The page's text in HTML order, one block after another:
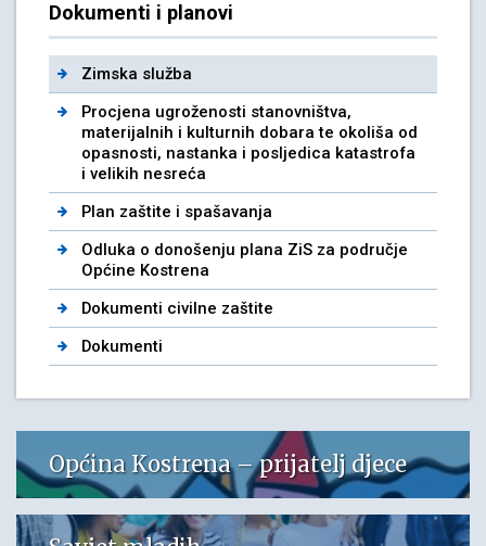
Dokumenti i planovi
Zimska služba
Procjena ugroženosti stanovništva,
materijalnih i kulturnih dobara te okoliša od
opasnosti, nastanka i posljedica katastrofa
i velikih nesreća
Plan zaštite i spašavanja
Odluka o donošenju plana ZiS za područje
Općine Kostrena
Dokumenti civilne zaštite
Dokumenti
Općina Kostrena – prijatelj djece